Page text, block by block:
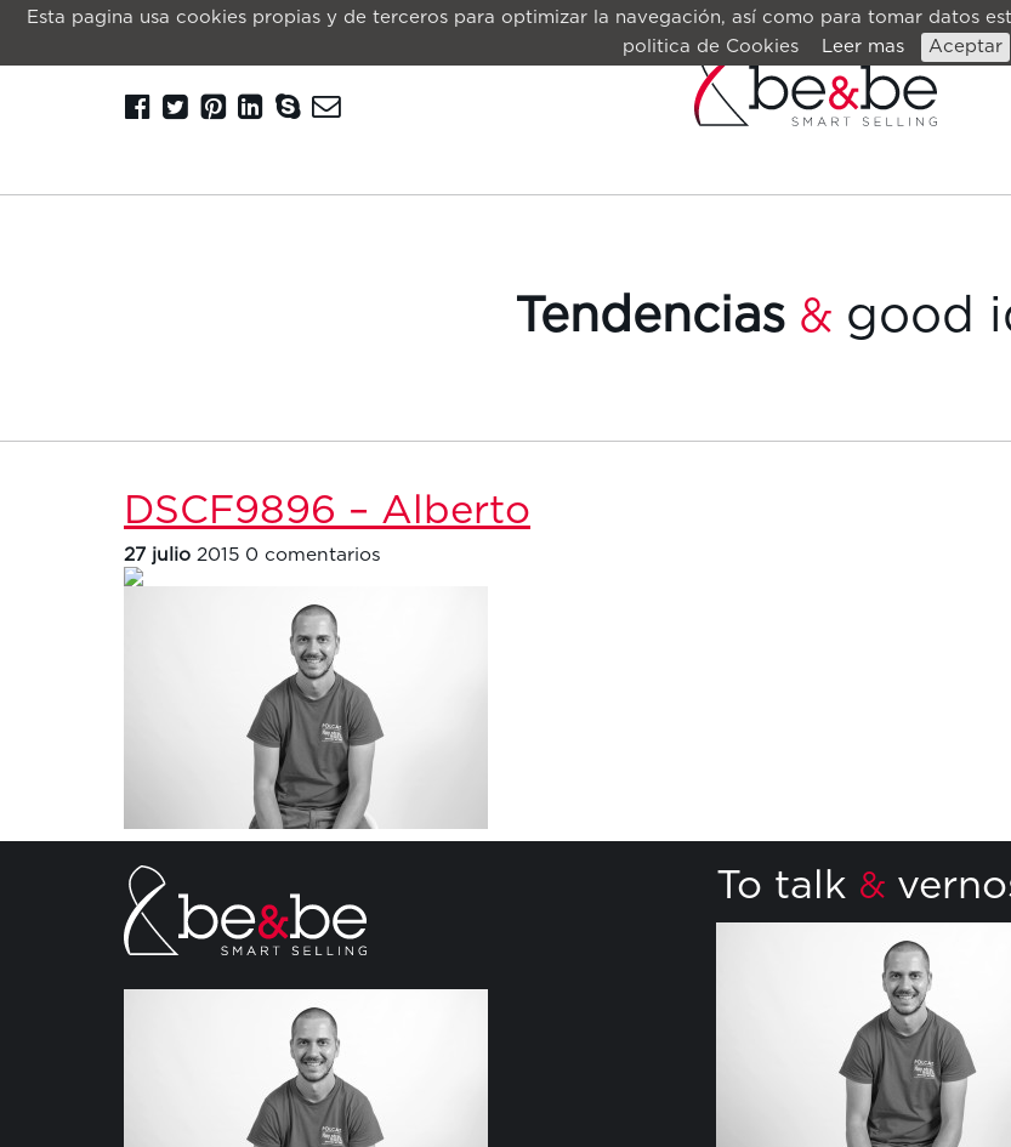
Esta pagina usa cookies propias y de terceros para optimizar la navegación, así como para tomar datos
politica de Cookies
Leer mas Aceptar
Tendencias & good
DSCF9896 – Alberto
27 julio 2015 0 comentarios
To talk &